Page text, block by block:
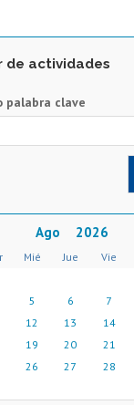
de actividades
palabra clave
2026
Mié Jue Vie
5 6 7
12 13 14
19 20 21
26 27 28